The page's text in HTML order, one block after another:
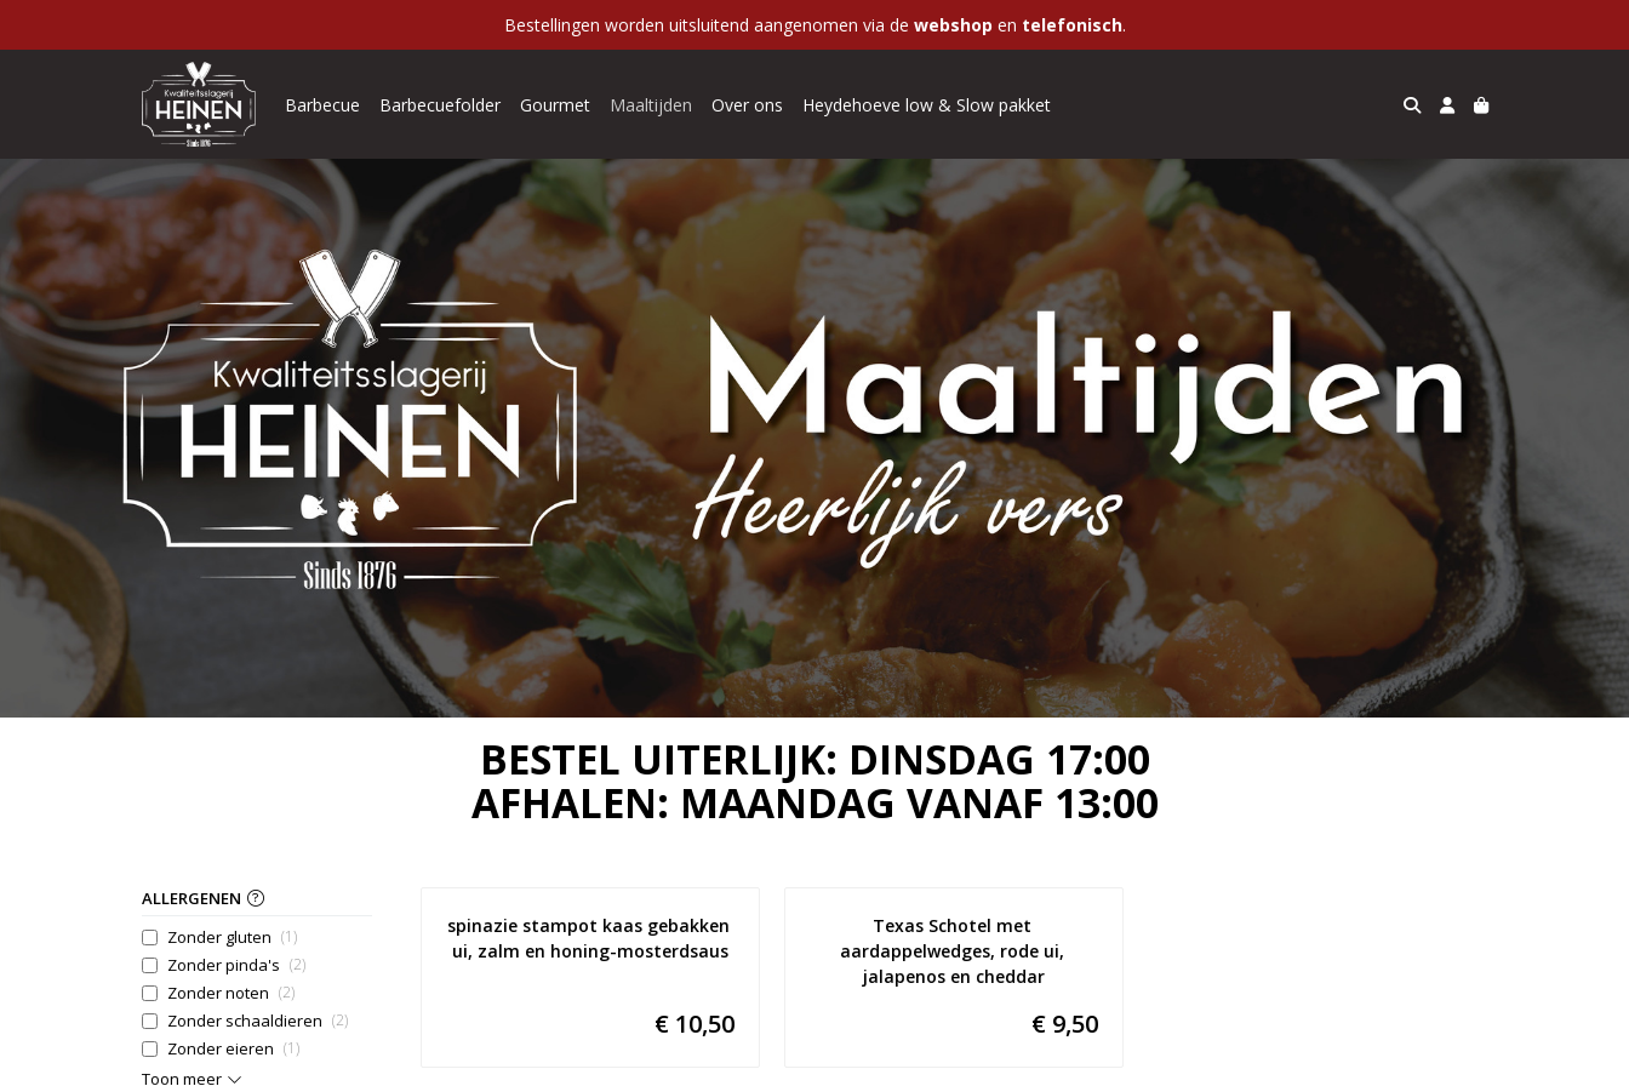
Bestellingen worden uitsluitend aangenomen via de webshop en telefonisch.
Barbecue Barbecuefolder Gourmet Maaltijden Over ons Heydehoeve low & Slow pakket
BESTEL UITERLIJK: DINSDAG 17:00
AFHALEN: MAANDAG VANAF 13:00
ALLERGENEN
Zonder gluten (1)
Zonder pinda's (2)
Zonder noten (2)
Zonder schaaldieren (2)
Zonder eieren (1)
Toon meer
spinazie stampot kaas gebakken
ui, zalm en honing-mosterdsaus
€ 10,50
Texas Schotel met
aardappelwedges, rode ui,
jalapenos en cheddar
€ 9,50